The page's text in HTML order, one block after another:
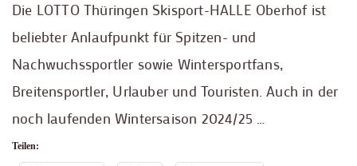
Die LOTTO Thüringen Skisport-HALLE Oberhof ist
beliebter Anlaufpunkt für Spitzen- und
Nachwuchssportler sowie Wintersportfans,
Breitensportler, Urlauber und Touristen. Auch in der
noch laufenden Wintersaison 2024/25 …
Teilen: